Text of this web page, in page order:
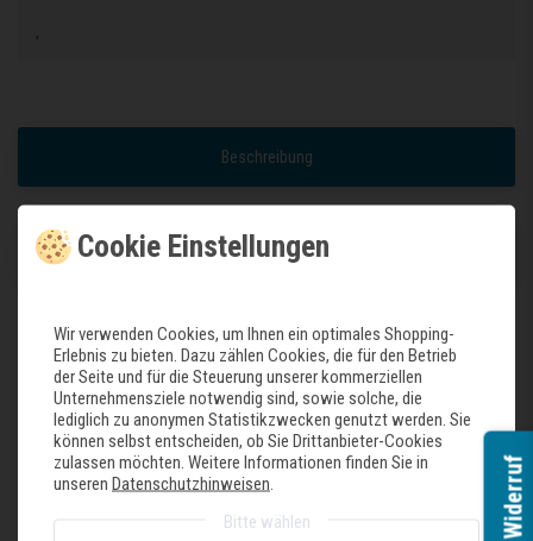
,
Beschreibung
Weitere Details
Dieser Artikel ist nur für bestimmte Geräte passend.
Daher lassen Sie bitte vor Ihrer Bestellung prüfen, ob der Artikel der
Richtige für Ihr Gerät ist.
Zuletzt gesehene Produkte
Cookie Einstellungen
Wir verwenden Cookies, um Ihnen ein optimales Shopping-
Erlebnis zu bieten. Dazu zählen Cookies, die für den Betrieb
der Seite und für die Steuerung unserer kommerziellen
Unternehmensziele notwendig sind, sowie solche, die
lediglich zu anonymen Statistikzwecken genutzt werden. Sie
können selbst entscheiden, ob Sie Drittanbieter-Cookies
zulassen möchten. Weitere Informationen finden Sie in
unseren Datenschutzhinweisen
Bitte wählen
Widerruf